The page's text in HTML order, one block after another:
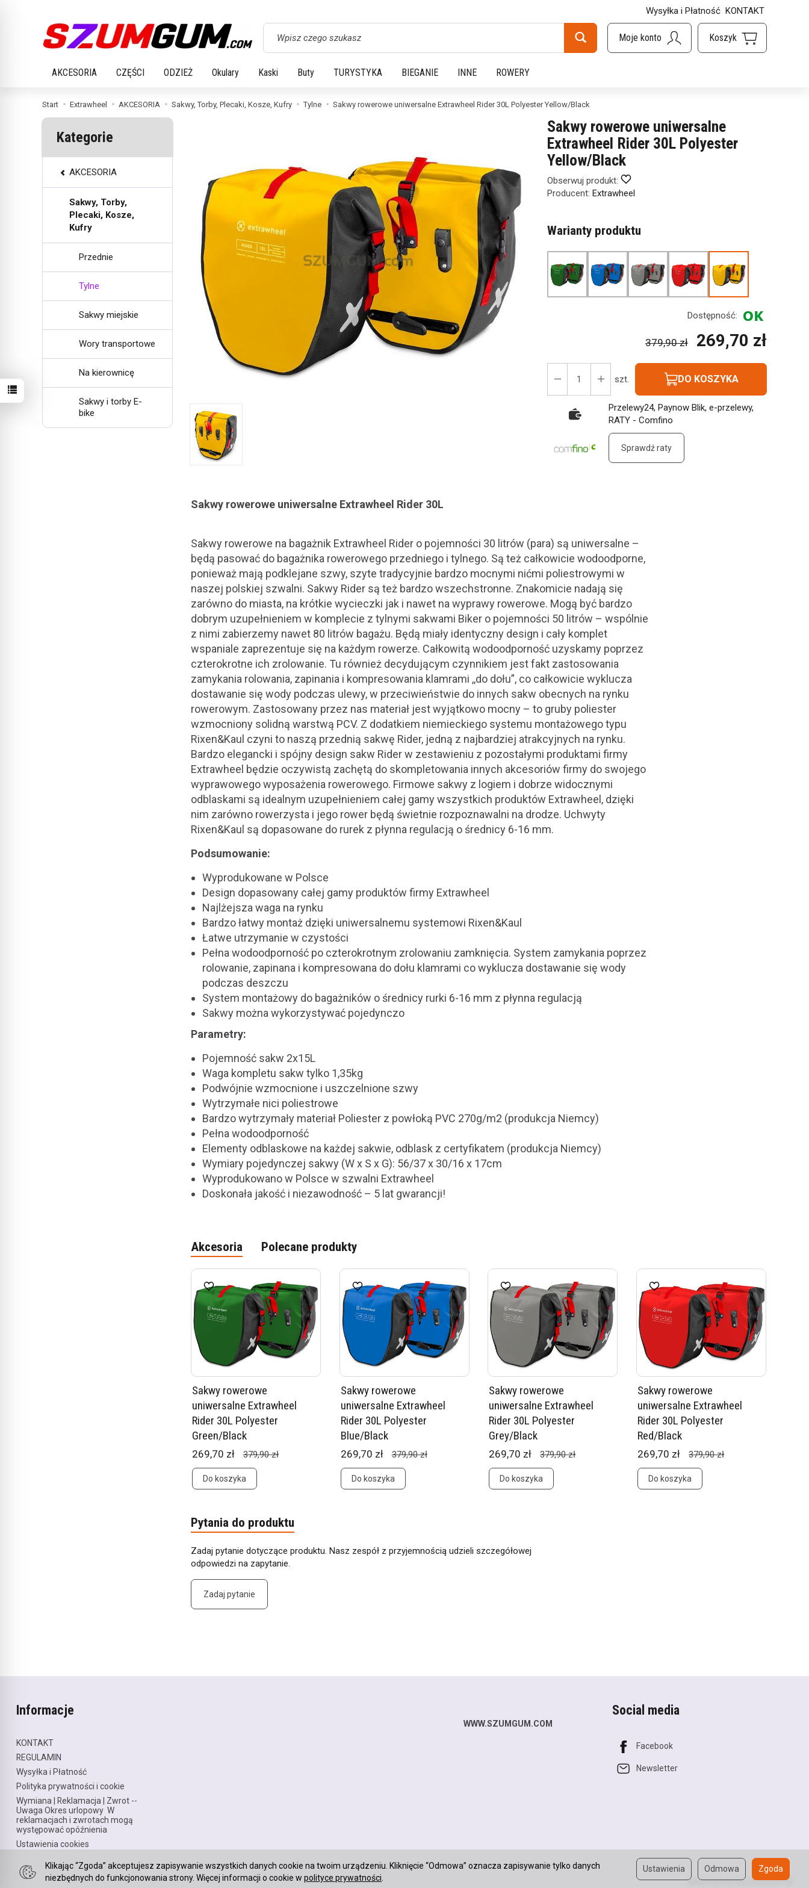
Wysyłka i Płatność KONTAKT
Wyszukaj
AKCESORIA CZĘŚCI ODZIEŻ Okulary Kaski Buty TURYSTYKA BIEGANIE INNE ROWERY
Start Extrawheel AKCESORIA Sakwy, Torby, Plecaki, Kosze, Kufry Tylne Sakwy rowerowe uniwersalne Extrawheel Rider 30L Polyester Yellow/Black
Sakwy rowerowe uniwersalne
Extrawheel Rider 30L Polyester
Yellow/Black
Obserwuj produkt:
Producent: Extrawheel
Warianty produktu
Dostępność:
379,90 zł 269,70 zł
szt. DO KOSZYKA
Przelewy24, Paynow Blik, e-przelewy,
RATY - Comfino
Sprawdź raty
Sakwy rowerowe uniwersalne Extrawheel Rider 30L
Sakwy rowerowe na bagażnik Extrawheel Rider o pojemności 30 litrów (para) są uniwersalne –
będą pasować do bagażnika rowerowego przedniego i tylnego. Są też całkowicie wodoodporne,
ponieważ mają podklejane szwy, szyte tradycyjnie bardzo mocnymi nićmi poliestrowymi w
naszej polskiej szwalni. Sakwy Rider są też bardzo wszechstronne. Znakomicie nadają się
zarówno do miasta, na krótkie wycieczki jak i nawet na wyprawy rowerowe. Mogą być bardzo
dobrym uzupełnieniem w komplecie z tylnymi sakwami Biker o pojemności 50 litrów – wspólnie
z nimi zabierzemy nawet 80 litrów bagażu. Będą miały identyczny design i cały komplet
wspaniale zaprezentuje się na każdym rowerze. Całkowitą wodoodporność uzyskamy poprzez
czterokrotne ich zrolowanie. Tu również decydującym czynnikiem jest fakt zastosowania
zamykania rolowania, zapinania i kompresowania klamrami ,,do dołu”, co całkowicie wyklucza
dostawanie się wody podczas ulewy, w przeciwieństwie do innych sakw obecnych na rynku
rowerowym. Zastosowany przez nas materiał jest wyjątkowo mocny – to gruby poliester
wzmocniony solidną warstwą PCV. Z dodatkiem niemieckiego systemu montażowego typu
Rixen&Kaul czyni to naszą przednią sakwę Rider, jedną z najbardziej atrakcyjnych na rynku.
Bardzo elegancki i spójny design sakw Rider w zestawieniu z pozostałymi produktami firmy
Extrawheel będzie oczywistą zachętą do skompletowania innych akcesoriów firmy do swojego
wyprawowego wyposażenia rowerowego. Firmowe sakwy z logiem i dobrze widocznymi
odblaskami są idealnym uzupełnieniem całej gamy wszystkich produktów Extrawheel, dzięki
nim zarówno rowerzysta i jego rower będą świetnie rozpoznawalni na drodze. Uchwyty
Rixen&Kaul są dopasowane do rurek z płynna regulacją o średnicy 6-16 mm.
Podsumowanie:
Wyprodukowane w Polsce
Design dopasowany całej gamy produktów firmy Extrawheel
Najlżejsza waga na rynku
Bardzo łatwy montaż dzięki uniwersalnemu systemowi Rixen&Kaul
Łatwe utrzymanie w czystości
Pełna wodoodporność po czterokrotnym zrolowaniu zamknięcia. System zamykania poprzez
rolowanie, zapinana i kompresowana do dołu klamrami co wyklucza dostawanie się wody
podczas deszczu
System montażowy do bagażników o średnicy rurki 6-16 mm z płynna regulacją
Sakwy można wykorzystywać pojedynczo
Parametry:
Pojemność sakw 2x15L
Waga kompletu sakw tylko 1,35kg
Podwójnie wzmocnione i uszczelnione szwy
Wytrzymałe nici poliestrowe
Bardzo wytrzymały materiał Poliester z powłoką PVC 270g/m2 (produkcja Niemcy)
Pełna wodoodporność
Elementy odblaskowe na każdej sakwie, odblask z certyfikatem (produkcja Niemcy)
Wymiary pojedynczej sakwy (W x S x G): 56/37 x 30/16 x 17cm
Wyprodukowano w Polsce w szwalni Extrawheel
Doskonała jakość i niezawodność – 5 lat gwarancji!
Akcesoria Polecane produkty
Sakwy rowerowe
uniwersalne Extrawheel
Rider 30L Polyester
Green/Black
269,70 zł 379,90 zł
Do koszyka
Sakwy rowerowe
uniwersalne Extrawheel
Rider 30L Polyester
Blue/Black
269,70 zł 379,90 zł
Do koszyka
Sakwy rowerowe
uniwersalne Extrawheel
Rider 30L Polyester
Grey/Black
269,70 zł 379,90 zł
Do koszyka
Sakwy rowerowe
uniwersalne Extrawheel
Rider 30L Polyester
Red/Black
269,70 zł 379,90 zł
Do koszyka
Pytania do produktu
Zadaj pytanie dotyczące produktu. Nasz zespół z przyjemnością udzieli szczegółowej
odpowiedzi na zapytanie.
Zadaj pytanie
Kategorie
AKCESORIA
Sakwy, Torby,
Plecaki, Kosze,
Kufry
Przednie
Tylne
Sakwy miejskie
Wory transportowe
Na kierownicę
Sakwy i torby E-
bike
Informacje
KONTAKT
REGULAMIN
Wysyłka i Płatność
Polityka prywatności i cookie
Wymiana | Reklamacja | Zwrot --
Uwaga Okres urlopowy W
reklamacjach i zwrotach mogą
występować opóźnienia
Ustawienia cookies
WWW.SZUMGUM.COM
Social media
Facebook
Newsletter
Sklep internetowy SOTESHOP AI
Klikając “Zgoda” akceptujesz zapisywanie wszystkich danych cookie na twoim urządzeniu. Kliknięcie “Odmowa” oznacza zapisywanie tylko danych
niezbędnych do funkcjonowania strony. Więcej informacji o cookie w polityce prywatności
Ustawienia Odmowa Zgoda